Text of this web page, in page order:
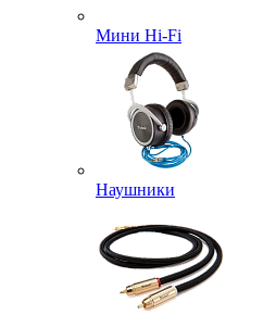
Мини Hi-Fi
Наушники